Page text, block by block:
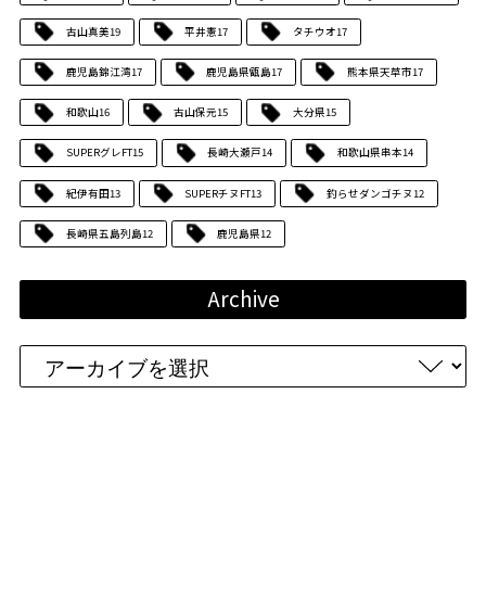
古山真美19 平井憲17 タチウオ17
鹿児島錦江湾17 鹿児島県甑島17 熊本県天草市17
和歌山16 古山保元15 大分県15
SUPERグレFT15 長崎大瀬戸14 和歌山県串本14
紀伊有田13 SUPERチヌFT13 釣らせダンゴチヌ 12
長崎県五島列島12 鹿児島県12
Archive